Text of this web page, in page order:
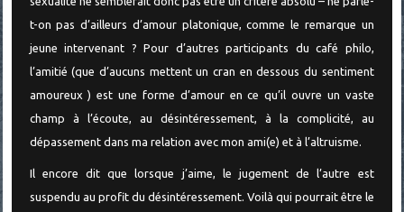
t-on pas d’ailleurs d’amour platonique, comme le remarque un
jeune intervenant ? Pour d’autres participants du café philo,
l’amitié (que d’aucuns mettent un cran en dessous du sentiment
amoureux ) est une forme d’amour en ce qu’il ouvre un vaste
champ à l’écoute, au désintéressement, à la complicité, au
dépassement dans ma relation avec mon ami(e) et à l’altruisme.
Il encore dit que lorsque j’aime, le jugement de l’autre est
suspendu au profit du désintéressement. Voilà qui pourrait être le